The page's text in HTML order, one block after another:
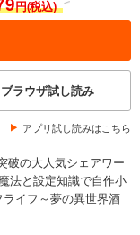
円(税込)
ブラウザ試し読み
アプリ試し読みはこちら
破の大人気シェアワー
法と設定知識で自作小
イフ～夢の異世界酒